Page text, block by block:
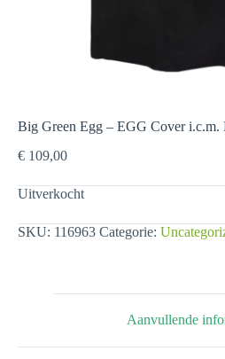
Big Green Egg – EGG Cover i.c.m.
€ 109,00
Uitverkocht
SKU: 116963 Categorie:
Aanvullende